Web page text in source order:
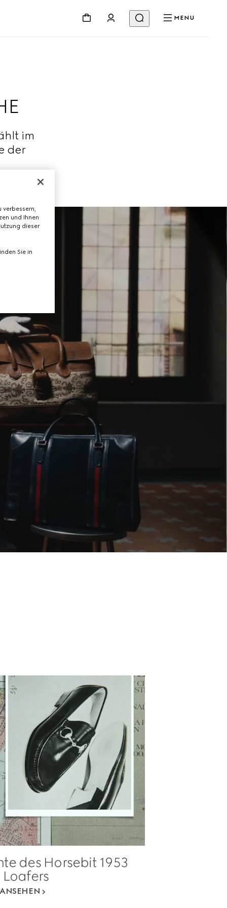
MENU
im
der
des Horsebit 1953
Loafers
ANSEHEN
und Ihnen
dieser
Sie in